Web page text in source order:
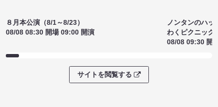
サイトを閲覧する
ライブチケット